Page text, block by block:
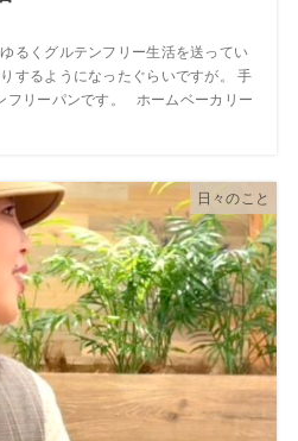
るくグルテンフリー生活を送ってい
するようになったぐらいですが。 手
フリーパンです。 ホームベーカリー
日々のこと